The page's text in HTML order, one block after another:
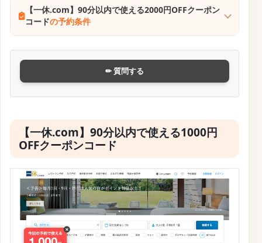
公式サイトはこちら
20日までの予約方法
【一休.com】スペシャルクーポンセール2025年9月20
日までの予約条件
✏ 質問する